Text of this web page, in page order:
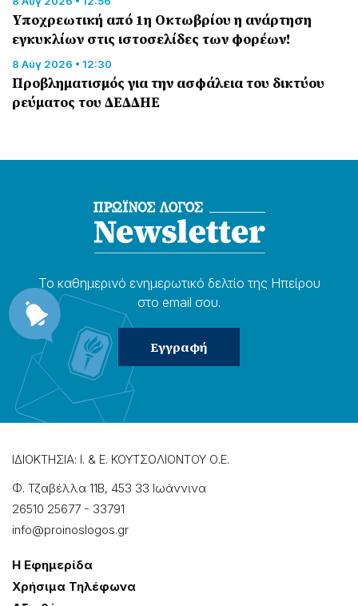
Υποχρεωτική από 1η Οκτωβρίου η ανάρτηση
εγκυκλίων στις ιστοσελίδες των φορέων!
8 Αύγ 2026 • 12:30
Προβληματισμός για την ασφάλεια του δικτύου
ρεύματος του ΔΕΔΔΗΕ
Το καθημερɩνό ενημερωτɩκό δελτίο της Ηπείρου
στο email σου.
ΙΔΙΟΚΤΗΣΙΑ: Ι. & Ε. ΚΟΥΤΣΟΛΙΟΝΤΟΥ Ο.Ε.
Φ. Τζαβέλλα 11Β, 453 33 Ιωάννɩνα
26510 25677 - 33791
info@proinoslogos.gr
Η Εφημερίδα
Χρήσɩμα Τηλέφωνα